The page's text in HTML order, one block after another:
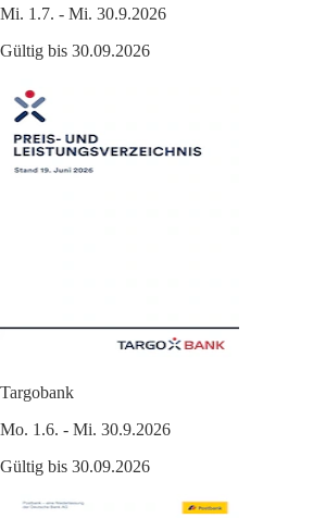
Mi. 1.7. - Mi. 30.9.2026
Gültig bis 30.09.2026
Targobank
Mo. 1.6. - Mi. 30.9.2026
Gültig bis 30.09.2026